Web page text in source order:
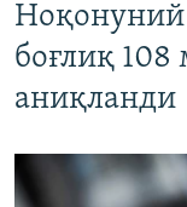
Ноқонуний
боғлиқ 108
аниқланди